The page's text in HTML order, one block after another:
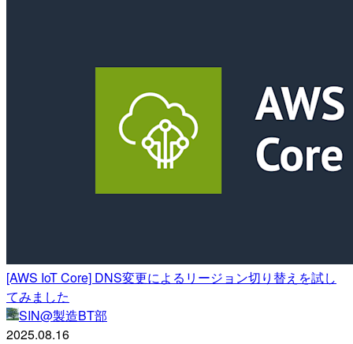
[AWS IoT Core] DNS変更によるリージョン切り替えを試し
てみました
SIN@製造BT部
2025.08.16